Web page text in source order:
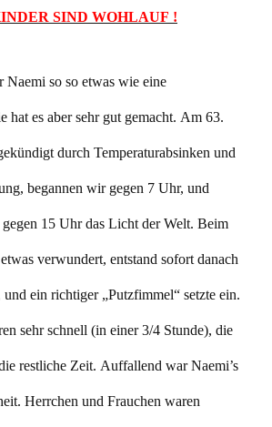
SIND WOHLAUF !
Naemi so so etwas wie eine
hat es aber sehr gut gemacht. Am 63.
durch Temperaturabsinken und
begannen wir gegen 7 Uhr, und
15 Uhr das Licht der Welt. Beim
verwundert, entstand sofort danach
und ein richtiger „Putzfimmel“ setzte ein.
sehr schnell (in einer 3/4 Stunde), die
restliche Zeit. Auffallend war Naemi’s
Herrchen und Frauchen waren